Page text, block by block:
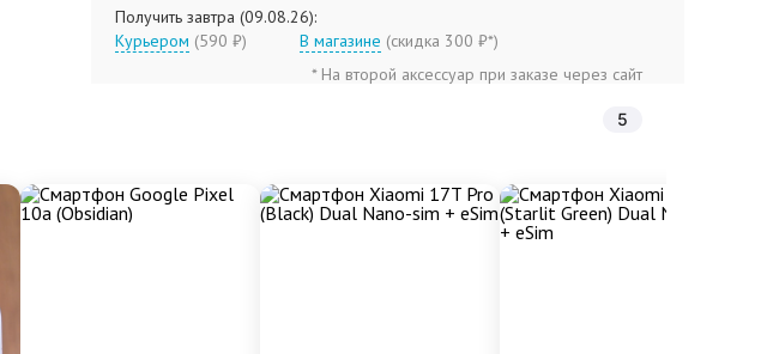
Получить завтра (09.08.26):
Курьером (590 ₽) В магазине (скидка 300 ₽*)
* На второй аксессуар при заказе через сайт
5